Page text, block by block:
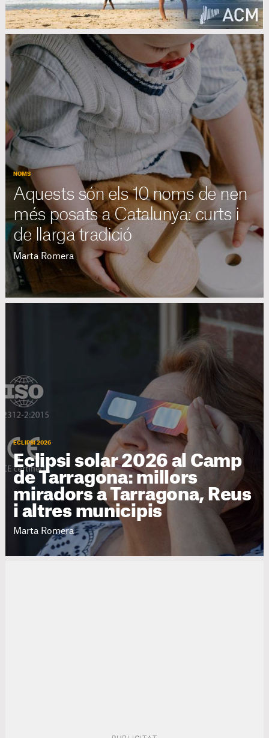
NOMS
Aquests són els 10 noms de nen
més posats a Catalunya: curts i
de llarga tradició
Marta Romera
ECLIPSI 2026
Eclipsi solar 2026 al Camp
de Tarragona: millors
miradors a Tarragona, Reus
i altres municipis
Marta Romera